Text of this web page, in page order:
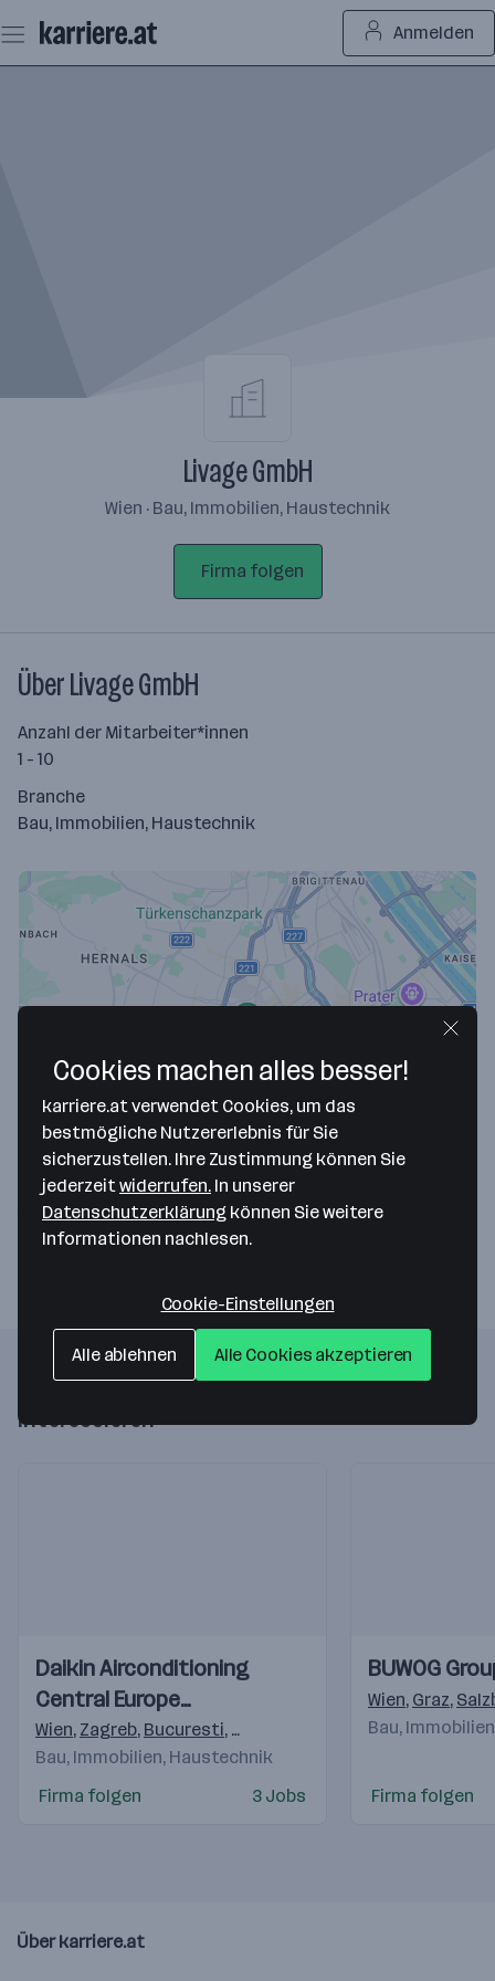
Seiteninhalt
springen
Anmelden
Livage GmbH
Wien · Bau, Immobilien, Haustechnik
Firma folgen
Über Livage GmbH
Anzahl der Mitarbeiter*innen
1 - 10
Branche
Bau, Immobilien, Haustechnik
Map data ©2026 Google
Livage GmbH
Strozzigasse 32-34
1080 Wien— Route berechnen
Folgende Firmen könnten dich auch
interessieren
Videos
Einblicke
Einblicke
Daikin Airconditioning
Central Europe
HandelsgmbH
Wien, Zagreb, Bucuresti, Budapest Praha 4-Michle,
Bau, Immobilien, Haustechnik
Firma folgen
3 Jobs
Videos
Einblicke
Einblicke
BUWOG
Wien, Graz,
Bau,
Firma folgen
Über karriere.at
Cookies machen alles besser!
karriere.at verwendet Cookies, um das
bestmögliche Nutzererlebnis für Sie
sicherzustellen. Ihre Zustimmung können Sie
jederzeit widerrufen. In unserer
Datenschutzerklärung können Sie weitere
Informationen nachlesen.
Cookie-Einstellungen
Alle ablehnen Alle Cookies akzeptieren